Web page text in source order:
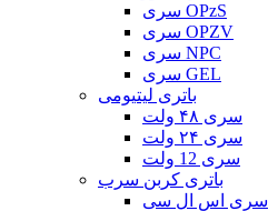
سری OPzS
سری OPZV
سری NPC
سری GEL
باتری لیتیومی
سری ۴۸ ولت
سری ۲۴ ولت
سری 12 ولت
باتری کربن سرب
سری اس ال سی